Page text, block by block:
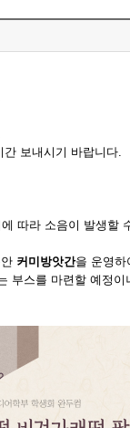
보내시기 바랍니다.
따라 소음이 발생할
커미방앗간을 운영하
부스를 마련할 예정